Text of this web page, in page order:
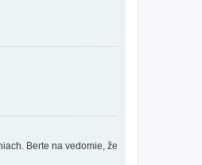
Berte na vedomie, že